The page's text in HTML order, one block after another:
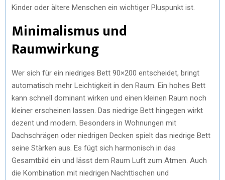
Kinder oder ältere Menschen ein wichtiger Pluspunkt ist.
Minimalismus und
Raumwirkung
Wer sich für ein niedriges Bett 90×200 entscheidet, bringt
automatisch mehr Leichtigkeit in den Raum. Ein hohes Bett
kann schnell dominant wirken und einen kleinen Raum noch
kleiner erscheinen lassen. Das niedrige Bett hingegen wirkt
dezent und modern. Besonders in Wohnungen mit
Dachschrägen oder niedrigen Decken spielt das niedrige Bett
seine Stärken aus. Es fügt sich harmonisch in das
Gesamtbild ein und lässt dem Raum Luft zum Atmen. Auch
die Kombination mit niedrigen Nachttischen und